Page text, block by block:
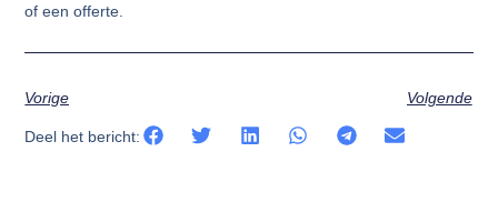
of een offerte.
Vorige Volgende
Deel het bericht: